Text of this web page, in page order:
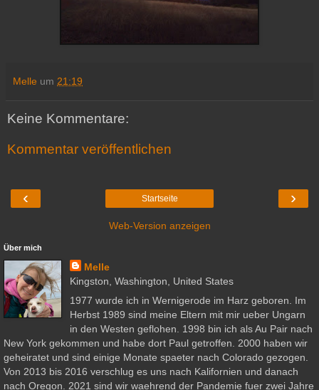
Melle um 21:19
Keine Kommentare:
Kommentar veröffentlichen
‹ ›
Startseite
Web-Version anzeigen
Über mich
Melle
Kingston, Washington, United States
1977 wurde ich in Wernigerode im Harz geboren. Im
Herbst 1989 sind meine Eltern mit mir ueber Ungarn
in den Westen geflohen. 1998 bin ich als Au Pair nach
New York gekommen und habe dort Paul getroffen. 2000 haben wir
geheiratet und sind einige Monate spaeter nach Colorado gezogen.
Von 2013 bis 2016 verschlug es uns nach Kalifornien und danach
nach Oregon. 2021 sind wir waehrend der Pandemie fuer zwei Jahre